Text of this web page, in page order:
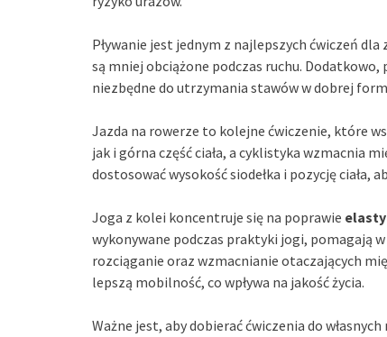
Pływanie jest jednym z najlepszych ćwiczeń
są mniej obciążone podczas ruchu.
niezbędne do utrzymania stawów w dobrej
Jazda na rowerze to kolejne ćwiczenie, które
jak i górna część ciała, a cyklistyka wzmacnia
dostosować wysokość siodełka i pozycję ciała,
Joga z kolei koncentruje się na poprawie
wykonywane podczas praktyki jogi, pomagają
rozciąganie oraz wzmacnianie otaczających
lepszą mobilność, co wpływa na jakość życia.
Ważne jest, aby dobierać ćwiczenia do